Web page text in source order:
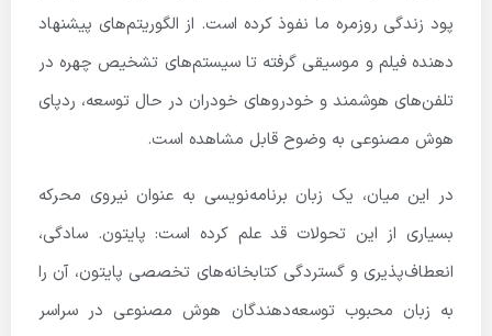
پود زندگی روزمره ما نفوذ کرده است. از الگوریتم‌های پیشنهاد
دهنده فیلم و موسیقی گرفته تا سیستم‌های تشخیص چهره در
تلفن‌های هوشمند و خودروهای خودران در حال توسعه، ردپای
هوش مصنوعی به وضوح قابل مشاهده است.
در این میان، یک زبان برنامه‌نویسی به عنوان نیروی محرکه
بسیاری از این تحولات قد علم کرده است: پایتون. سادگی،
انعطاف‌پذیری و گستردگی کتابخانه‌های تخصصی پایتون، آن را
به زبان محبوب توسعه‌دهندگان هوش مصنوعی در سراسر